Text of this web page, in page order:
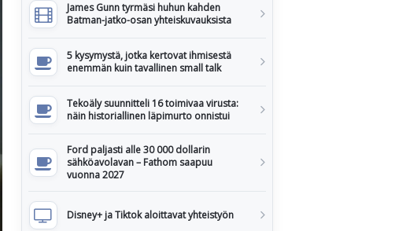
James Gunn tyrmäsi huhun kahden
Batman-jatko-osan yhteiskuvauksista
5 kysymystä, jotka kertovat ihmisestä
enemmän kuin tavallinen small talk
Tekoäly suunnitteli 16 toimivaa virusta:
näin historiallinen läpimurto onnistui
Ford paljasti alle 30 000 dollarin
sähköavolavan – Fathom saapuu
vuonna 2027
Disney+ ja Tiktok aloittavat yhteistyön